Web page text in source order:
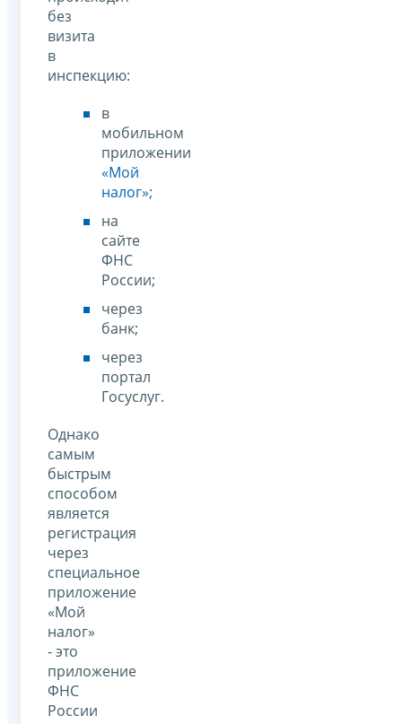
без
визита
в
инспекцию:
в
мобильном
приложении
«Мой
налог»;
на
сайте
ФНС
России;
через
банк;
через
портал
Госуслуг.
Однако
самым
быстрым
способом
является
регистрация
через
специальное
приложение
«Мой
налог»
- это
приложение
ФНС
России